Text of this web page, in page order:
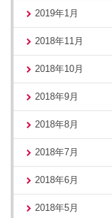
2019年1月
2018年11月
2018年10月
2018年9月
2018年8月
2018年7月
2018年6月
2018年5月